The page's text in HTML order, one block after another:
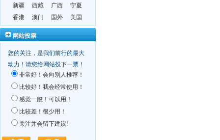
新疆
西藏 广西
宁夏
香港
澳门 国外 美国
网站投票
您的关注，是我们前行的最大
动力！请您给网站投下一票！
非常好！会向别人推荐！
比较好！我会经常使用！
感觉一般！可以用！
比较差！很少用！
关注并会留下建议!